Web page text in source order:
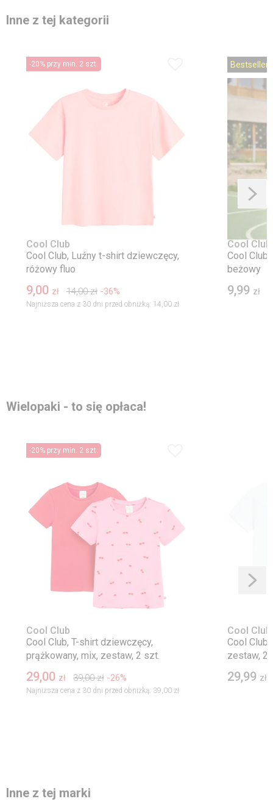
Inne z tej kategorii
-20% przy min. 2 szt.
Cool Club
Cool Club, Luźny t-shirt dziewczęcy,
różowy fluo
9,00 zł 14,00 zł -36%
Najniższa cena z 30 dni przed obniżką: 14,00 zł
Bestseller
Cool Club
Cool
beżowy
9,99 zł
Wielopaki - to się opłaca!
-20% przy min. 2 szt.
Cool Club
Cool Club, T-shirt dziewczęcy,
prążkowany, mix, zestaw, 2 szt.
29,00 zł 39,00 zł -26%
Najniższa cena z 30 dni przed obniżką: 39,00 zł
Cool Club
Cool Club,
zestaw, 2
29,99 zł
Inne z tej marki